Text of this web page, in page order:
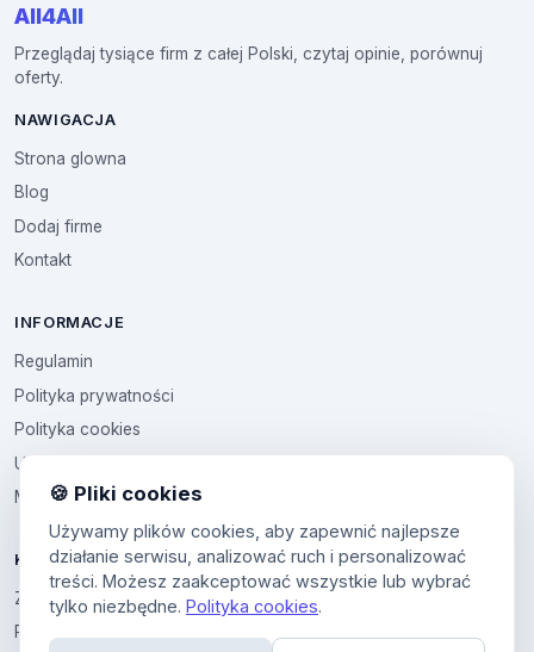
All4All
Przeglądaj tysiące firm z całej Polski, czytaj opinie, porównuj
oferty.
NAWIGACJA
Strona glowna
Blog
Dodaj firme
Kontakt
INFORMACJE
Regulamin
Polityka prywatności
Polityka cookies
Ustawienia cookies
Multikod
KONTO
Zaloguj sie
Panel uzytkownika
🍪 Pliki cookies
Używamy plików cookies, aby zapewnić najlepsze
działanie serwisu, analizować ruch i personalizować
treści. Możesz zaakceptować wszystkie lub wybrać
tylko niezbędne. Polityka cookies.